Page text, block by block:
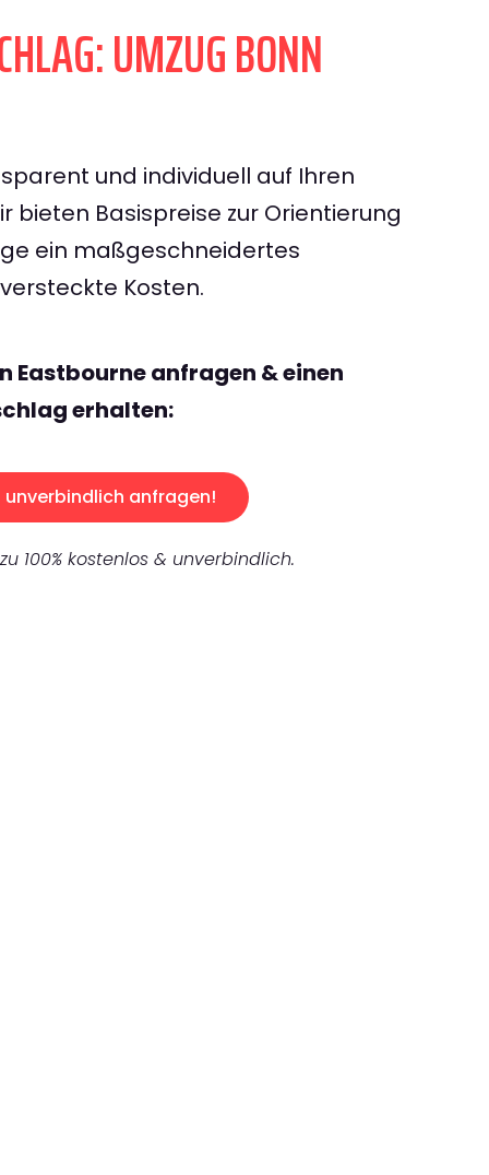
UMZUG BONN
und individuell auf Ihren
bieten Basispreise zur Orientierung
ein maßgeschneidertes
Kosten.
Eastbourne anfragen & einen
erhalten:
unverbindlich anfragen!
100% kostenlos & unverbindlich.